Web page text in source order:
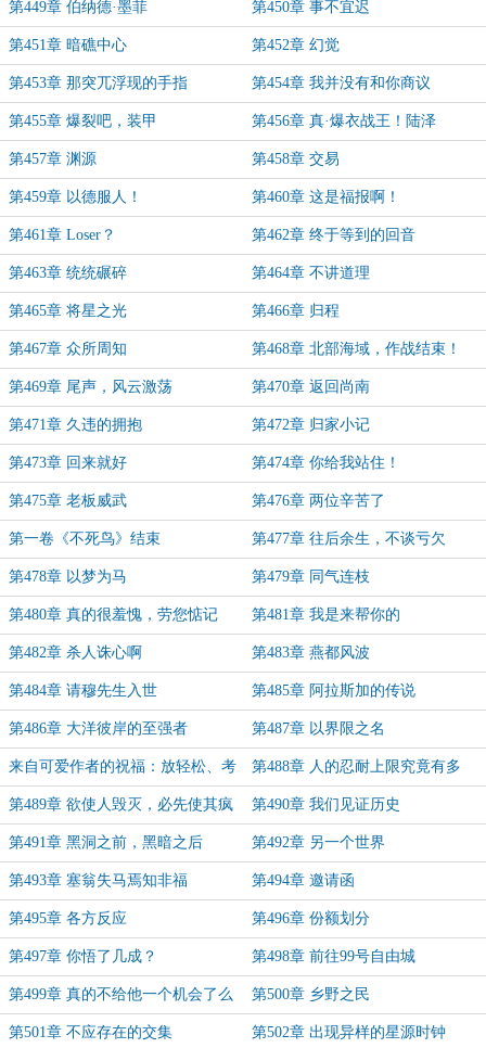
第449章 伯纳德·墨菲 第450章 事不宜迟
第451章 暗礁中心 第452章 幻觉
第453章 那突兀浮现的手指 第454章 我并没有和你商议
第455章 爆裂吧，装甲 第456章 真·爆衣战王！陆泽
第457章 渊源 第458章 交易
第459章 以德服人！ 第460章 这是福报啊！
第461章 Loser？ 第462章 终于等到的回音
第463章 统统碾碎 第464章 不讲道理
第465章 将星之光 第466章 归程
第467章 众所周知 第468章 北部海域，作战结束！
第469章 尾声，风云激荡 第470章 返回尚南
第471章 久违的拥抱 第472章 归家小记
第473章 回来就好 第474章 你给我站住！
第475章 老板威武 第476章 两位辛苦了
第一卷《不死鸟》结束 第477章 往后余生，不谈亏欠
第478章 以梦为马 第479章 同气连枝
第480章 真的很羞愧，劳您惦记 第481章 我是来帮你的
第482章 杀人诛心啊 第483章 燕都风波
第484章 请穆先生入世 第485章 阿拉斯加的传说
第486章 大洋彼岸的至强者 第487章 以界限之名
来自可爱作者的祝福：放轻松、考
的都会，会的都对！
第488章 人的忍耐上限究竟有多
高？
第489章 欲使人毁灭，必先使其疯
狂
第490章 我们见证历史
第491章 黑洞之前，黑暗之后 第492章 另一个世界
第493章 塞翁失马焉知非福 第494章 邀请函
第495章 各方反应 第496章 份额划分
第497章 你悟了几成？ 第498章 前往99号自由城
第499章 真的不给他一个机会了么 第500章 乡野之民
第501章 不应存在的交集 第502章 出现异样的星源时钟